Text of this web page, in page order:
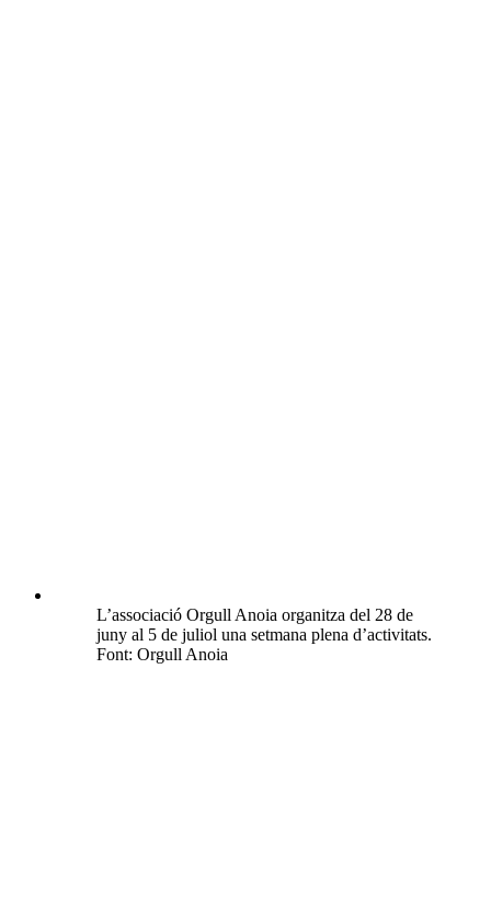
L’associació Orgull Anoia organitza del 28 de
juny al 5 de juliol una setmana plena d’activitats.
Font: Orgull Anoia